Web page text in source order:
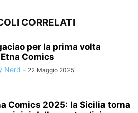
CORRELATI
per la prima volta
Comics
Nerd - 22 Maggio 2025
Comics 2025: la Sicilia torna